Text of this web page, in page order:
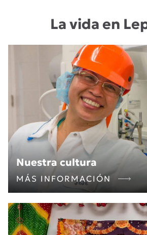
La vida en
Nuestra cultura
MÁS INFORMACIÓN